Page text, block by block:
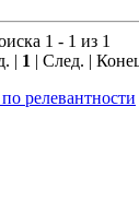
1 - 1 из 1
| 1 | След. |
релевантности